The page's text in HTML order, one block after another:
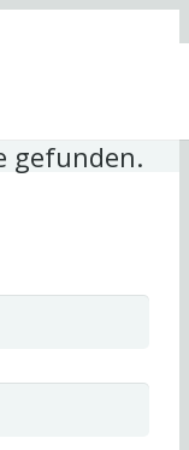
gefunden.